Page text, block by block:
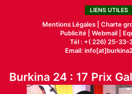
LIENS UTILES
Mentions Légales | Charte
Publicité| Webmail |
Tél : +( 226) 25-33-
Email:
Burkina 24 : 17 Prix